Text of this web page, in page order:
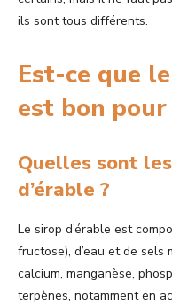
ils sont tous différents.
Est-ce que
est bon
Quelles sont
d’érable ?
Le sirop d’érable est
fructose), d’eau et de sels
calcium, manganèse,
terpènes, notamment en